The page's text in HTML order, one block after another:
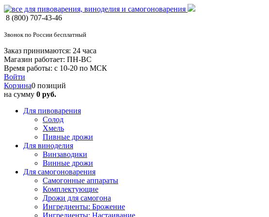
8 (800) 707-43-46
Звонок по России бесплатный
Заказ принимаются: 24 часа
Магазин работает: ПН-ВС
Время работы: с 10-20 по МСК
Войти
Корзина0 позиций
на сумму 0 руб.
Для пивоварения
Солод
Хмель
Пивные дрожи
Для виноделия
Винзаводики
Винные дрожи
Для самогоноварения
Самогонные аппараты
Комплектующие
Дрожи для самогона
Ингредиенты: Брожение
Ингредиенты: Настаивание